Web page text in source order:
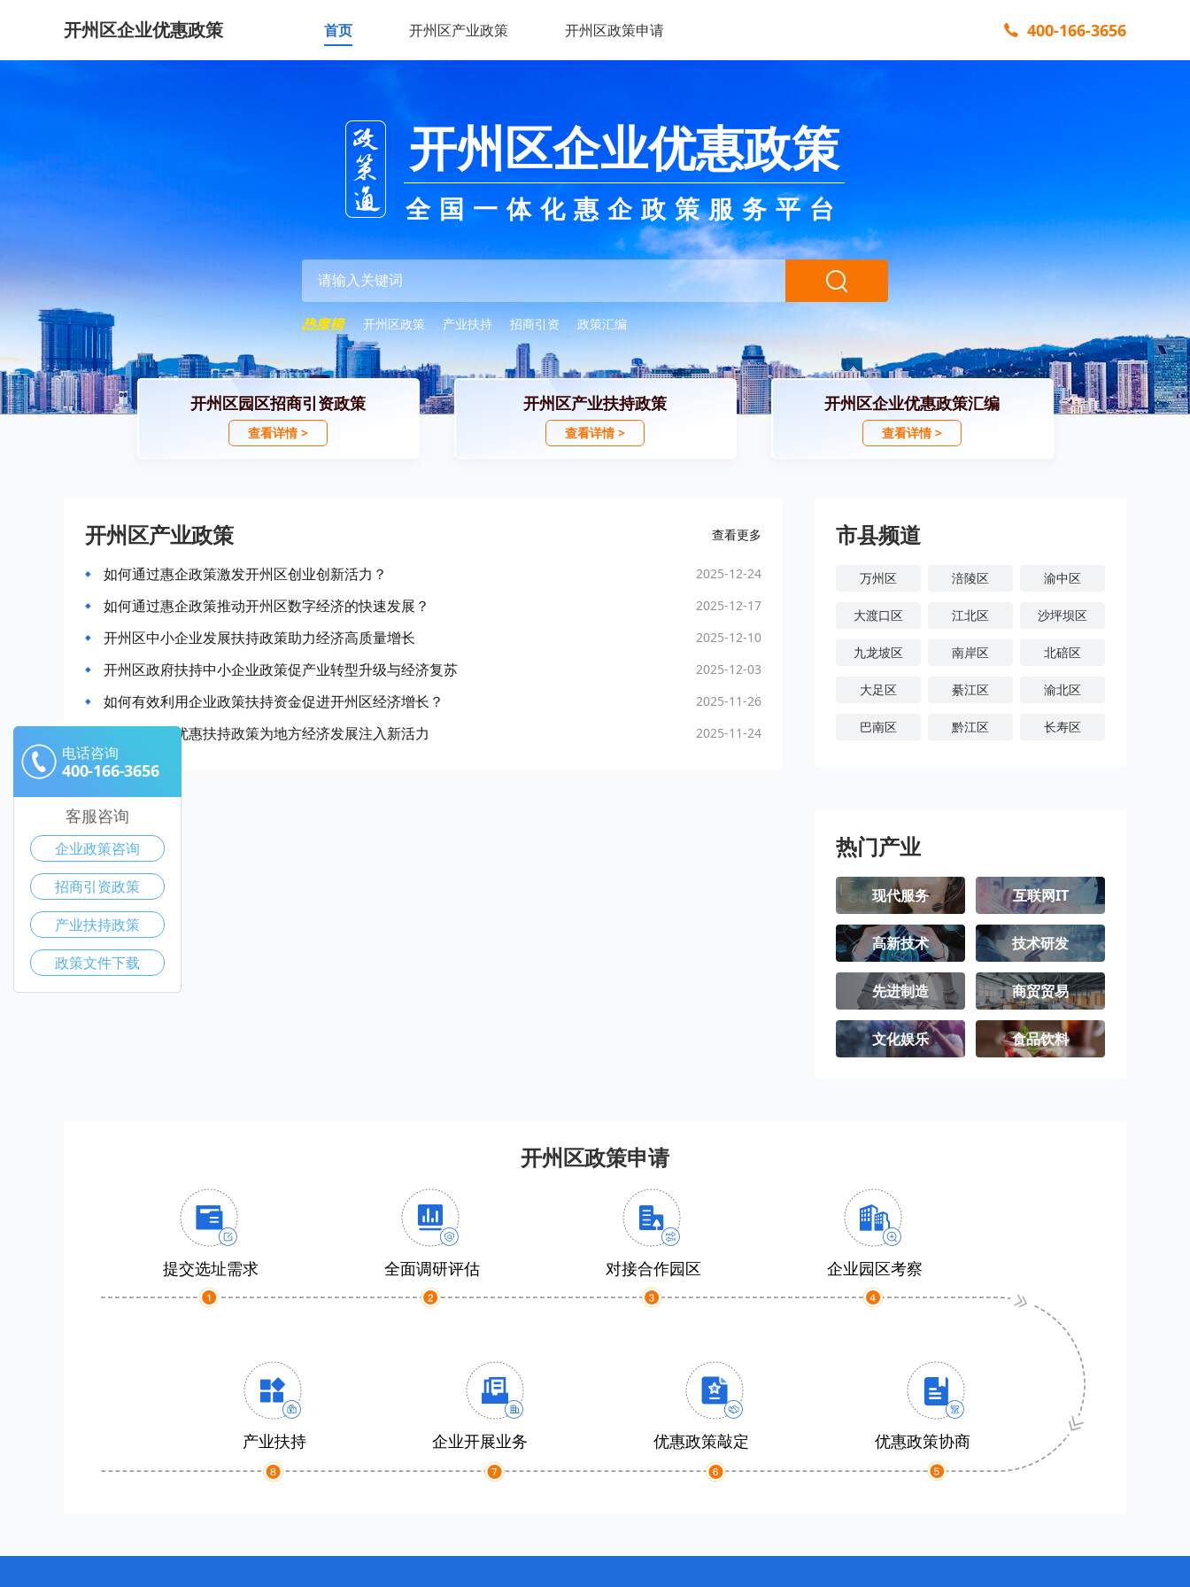
开州区企业优惠政策 首页 开州区产业政策 开州区政策申请 400-166-3656
开州区企业优惠政策
全国一体化惠企政策服务平台
开州区政策 产业扶持 招商引资 政策汇编
开州区园区招商引资政策
查看详情 >
开州区产业扶持政策
查看详情 >
开州区企业优惠政策汇编
查看详情 >
开州区产业政策 查看更多
如何通过惠企政策激发开州区创业创新活力？ 2025-12-24
如何通过惠企政策推动开州区数字经济的快速发展？ 2025-12-17
开州区中小企业发展扶持政策助力经济高质量增长 2025-12-10
开州区政府扶持中小企业政策促产业转型升级与经济复苏 2025-12-03
如何有效利用企业政策扶持资金促进开州区经济增长？ 2025-11-26
开州区企业优惠扶持政策为地方经济发展注入新活力 2025-11-24
市县频道
万州区 涪陵区 渝中区
大渡口区 江北区 沙坪坝区
九龙坡区 南岸区 北碚区
大足区 綦江区 渝北区
巴南区 黔江区 长寿区
丰都县
忠县 开州区 云阳县
奉节县 巫山县 巫溪县
石柱土家族自
治县
秀山土家族苗
族自治县
酉阳土家族苗
族自治县
彭水苗族土家
族自治县
江津区 合川区
永川区 南川区
热门产业
现代服务 互联网IT
高新技术 技术研发
先进制造 商贸贸易
文化娱乐 食品饮料
开州区政策申请
提交选址需求 全面调研评估 对接合作园区 企业园区考察
产业扶持 企业开展业务 优惠政策敲定 优惠政策协商
电话咨询
400-166-3656
客服咨询
企业政策咨询
招商引资政策
产业扶持政策
政策文件下载